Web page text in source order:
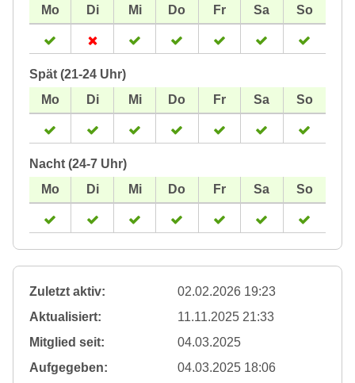
Spät (21-24 Uhr)
Nacht (24-7 Uhr)
Zuletzt aktiv:
02.02.2026 19:23
Aktualisiert:
11.11.2025 21:33
Mitglied seit:
04.03.2025
Aufgegeben:
04.03.2025 18:06